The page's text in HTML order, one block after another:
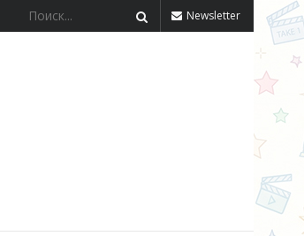
Newsletter